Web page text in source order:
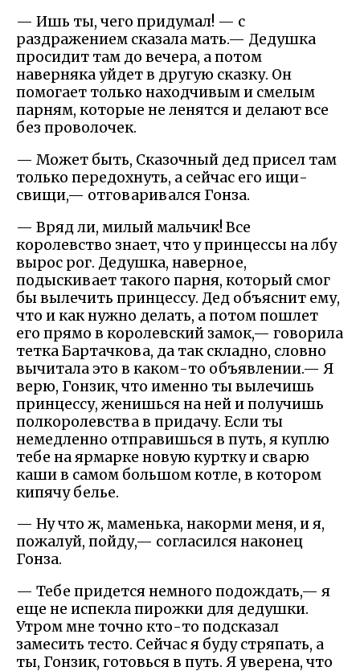
— Ишь ты, чего придумал! — с
раздражением сказала мать.— Дедушка
просидит там до вечера, а потом
наверняка уйдет в другую сказку. Он
помогает только находчивым и смелым
парням, которые не ленятся и делают все
без проволочек.
— Может быть, Сказочный дед присел там
только передохнуть, а сейчас его ищи-
свищи,— отговаривался Гонза.
— Вряд ли, милый мальчик! Все
королевство знает, что у принцессы на лбу
вырос рог. Дедушка, наверное,
подыскивает такого парня, который смог
бы вылечить принцессу. Дед объяснит ему,
что и как нужно делать, а потом пошлет
его прямо в королевский замок,— говорила
тетка Бартачкова, да так складно, словно
вычитала это в каком-то объявлении.— Я
верю, Гонзик, что именно ты вылечишь
принцессу, женишься на ней и получишь
полкоролевства в придачу. Если ты
немедленно отправишься в путь, я куплю
тебе на ярмарке новую куртку и сварю
каши в самом большом котле, в котором
кипячу белье.
— Ну что ж, маменька, накорми меня, и я,
пожалуй, пойду,— согласился наконец
Гонза.
— Тебе придется немного подождать,— я
еще не испекла пирожки для дедушки.
Утром мне точно кто-то подсказал
замесить тесто. Сейчас я буду стряпать, а
ты, Гонзик, готовься в путь. Я уверена, что